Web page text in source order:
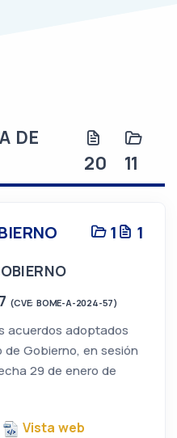
DE
20 11
1 1
(CVE: BOME-A-2024-57)
acuerdos adoptados
de Gobierno, en sesión
29 de enero de
Vista web